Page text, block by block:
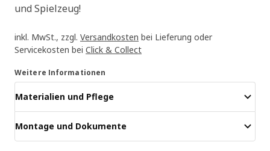
und Spielzeug!
inkl. MwSt., zzgl. Versandkosten bei Lieferung oder
Servicekosten bei Click & Collect
Weitere Informationen
Materialien und Pflege
Montage und Dokumente